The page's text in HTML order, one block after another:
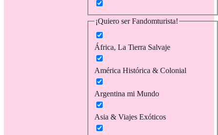
¡Quiero ser Fandomturista!
África, La Tierra Salvaje
América Histórica & Colonial
Argentina mi Mundo
Asia & Viajes Exóticos